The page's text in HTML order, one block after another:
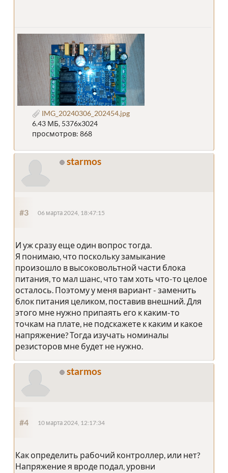
IMG_20240306_202454.jpg
6.43 МБ, 5376x3024
просмотров: 868
starmos
#3 06 марта 2024, 18:47:15
И уж сразу еще один вопрос тогда.
Я понимаю, что поскольку замыкание
произошло в высоковольтной части блока
питания, то мал шанс, что там хоть что-то целое
осталось. Поэтому у меня вариант - заменить
блок питания целиком, поставив внешний. Для
этого мне нужно припаять его к каким-то
точкам на плате, не подскажете к каким и какое
напряжение? Тогда изучать номиналы
резисторов мне будет не нужно.
starmos
#4 10 марта 2024, 12:17:34
Как определить рабочий контроллер, или нет?
Напряжение я вроде подал, уровни